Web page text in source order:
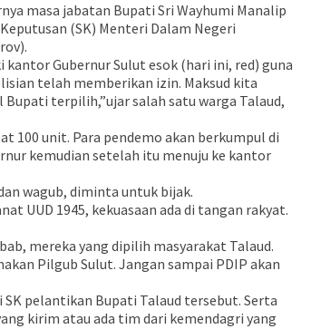
masa jabatan Bupati Sri Wayhumi Manalip
(SK) Menteri Dalam Negeri
Gubernur Sulut esok (hari ini, red) guna
telah memberikan izin. Maksud kita
terpilih,”ujar salah satu warga Talaud,
100 unit. Para pendemo akan berkumpul di
kemudian setelah itu menuju ke kantor
wagub, diminta untuk bijak.
UUD 1945, kekuasaan ada di tangan rakyat.
mereka yang dipilih masyarakat Talaud.
Pilgub Sulut. Jangan sampai PDIP akan
pelantikan Bupati Talaud tersebut. Serta
kirim atau ada tim dari kemendagri yang